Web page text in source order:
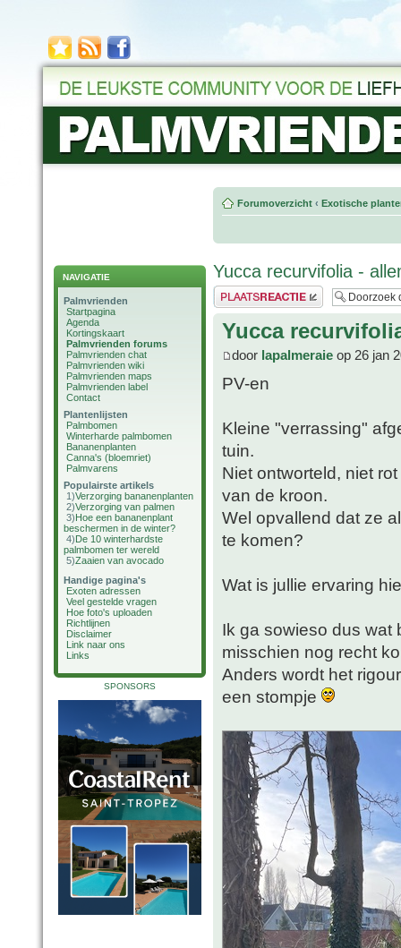
NAVIGATIE
Palmvrienden
Startpagina
Agenda
Kortingskaart
Palmvrienden forums
Palmvrienden chat
Palmvrienden wiki
Palmvrienden maps
Palmvrienden label
Contact
Plantenlijsten
Palmbomen
Winterharde palmbomen
Bananenplanten
Canna's (bloemriet)
Palmvarens
Populairste artikels
1)Verzorging bananenplanten
2)Verzorging van palmen
3)Hoe een bananenplant
beschermen in de winter?
4)De 10 winterhardste
palmbomen ter wereld
5)Zaaien van avocado
Handige pagina's
Exoten adressen
Veel gestelde vragen
Hoe foto's uploaden
Richtlijnen
Disclaimer
Link naar ons
Links
SPONSORS
Forumoverzicht ‹ Exotische
Yucca recurvifolia -
Plaats een reactie
Yucca
door lapalmeraie op 26 jan
PV-en
Kleine "verrassing"
tuin.
Niet ontworteld, niet
van de kroon.
Wel opvallend dat ze
te komen?
Wat is jullie ervaring
Ik ga sowieso dus wat
misschien nog recht
Anders wordt het
een stompje